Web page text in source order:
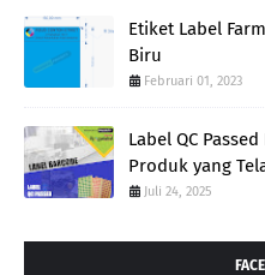
Etiket Label
Biru
Februari 01, 2023
Label QC
Produk yang
Juli 24, 2025